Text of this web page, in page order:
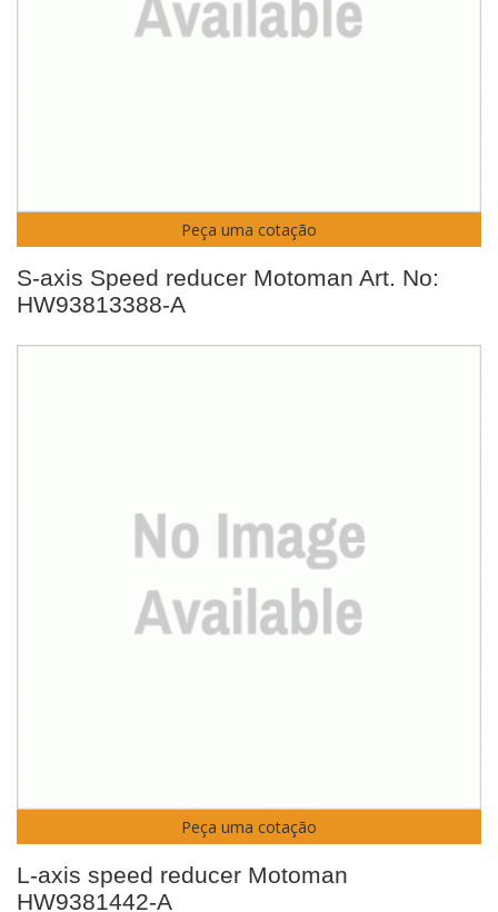
Peça uma cotação
S-axis Speed reducer Motoman Art. No:
HW93813388-A
Peça uma cotação
L-axis speed reducer Motoman
HW9381442-A